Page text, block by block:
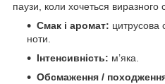
паузи, коли хочеться виразного
Смак і аромат: цитрусова
ноти.
Інтенсивність: м’яка.
Обсмаження /